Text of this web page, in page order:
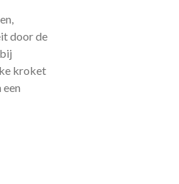
door de
kroket